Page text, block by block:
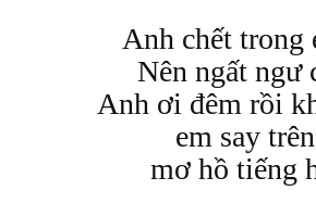
Anh chết
Nên ngất ngư
Anh ơi đêm rồi
em say
mơ hồ tiếng